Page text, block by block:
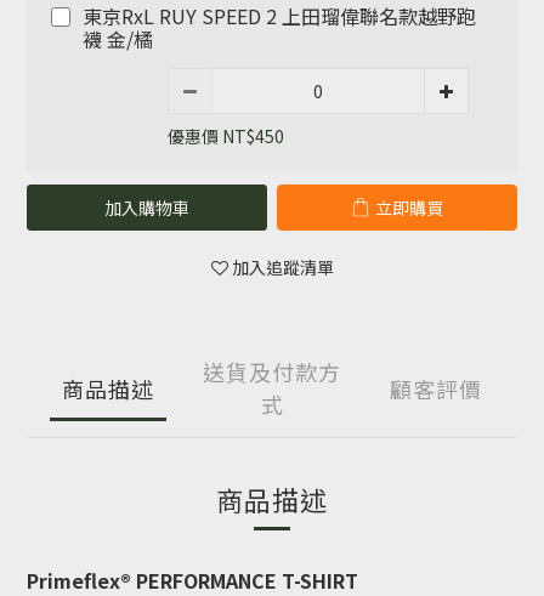
東京RxL RUY SPEED 2 上田瑠偉聯名款越野跑
襪 金/橘
優惠價 NT$450
加入購物車 立即購買
加入追蹤清單
商品描述
送貨及付款方
式
顧客評價
商品描述
Primeflex® PERFORMANCE T-SHIRT